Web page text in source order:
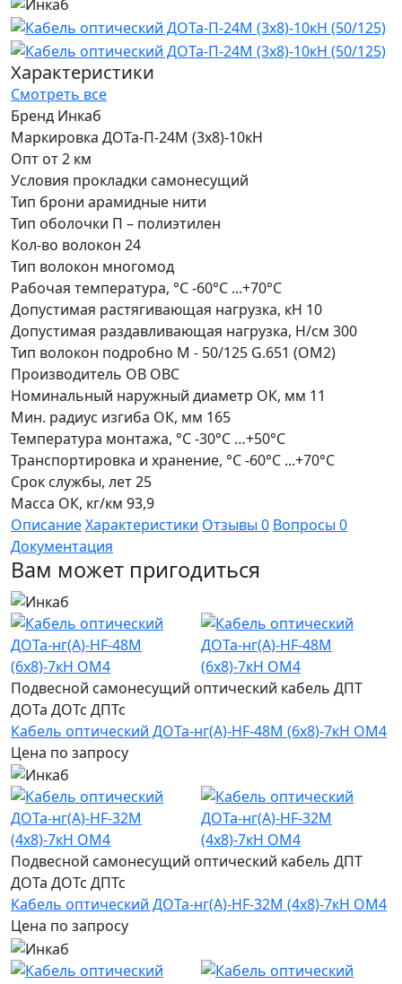
Характеристики
Смотреть все
Бренд Инкаб
Маркировка ДОТа-П-24М (3х8)-10кН
Опт от2 км
Условия прокладки самонесущий
Тип брони арамидные нити
Тип оболочки П – полиэтилен
Кол-во волокон 24
Тип волокон многомод
Рабочая температура, °С-60°C ...+70°C
Допустимая растягивающая нагрузка, кН 10
Допустимая раздавливающая нагрузка, Н/см 300
Тип волокон подробно М - 50/125 G.651 (ОМ2)
Производитель ОВ ОВС
Номинальный наружный диаметр ОК, мм 11
Мин. радиус изгиба ОК, мм 165
Температура монтажа, °С-30°C …+50°C
Транспортировка и хранение, °С-60°C ...+70°C
Срок службы, лет25
Масса ОК, кг/км 93,9
ОписаниеХарактеристики Отзывы 0 Вопросы 0
Документация
Вам может пригодиться
Подвесной самонесущий оптический кабель ДПТ
ДОТа ДОТс ДПТс
Кабель оптический ДОТа-нг(А)-HF-48М (6х8)-7кН ОМ4
Цена по запросу
Подвесной самонесущий оптический кабель ДПТ
ДОТа ДОТс ДПТс
Кабель оптический ДОТа-нг(А)-HF-32М (4х8)-7кН ОМ4
Цена по запросу